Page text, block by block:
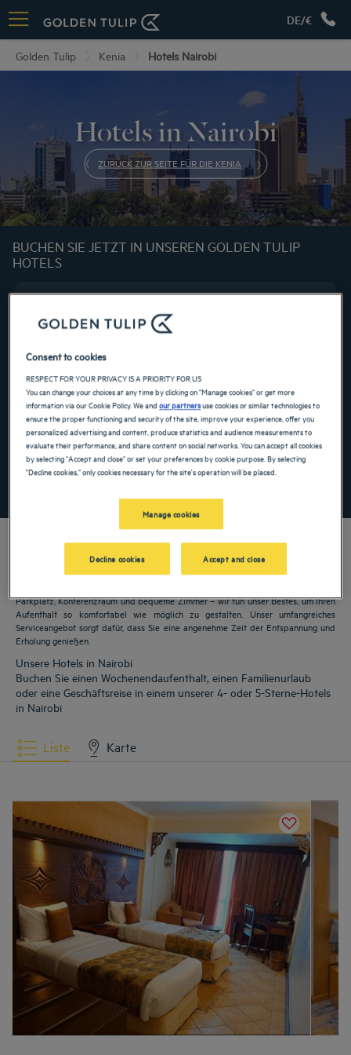
DE/€
Golden Tulip Kenia Hotels Nairobi
Hotels in Nairobi
ZURÜCK ZUR SEITE FÜR DIE KENIA
BUCHEN SIE JETZT IN UNSEREN GOLDEN TULIP
HOTELS
Navigate forward to interact with the calendar and select a date. Press the
Navigate backward to interact with the
FINDEN SIE EIN HOTEL
Spezialcode hinzufügen
Parkplatz, Konferenzraum und bequeme Zimmer – wir tun unser Bestes, um Ihren
Aufenthalt so komfortabel wie möglich zu gestalten. Unser umfangreiches
Serviceangebot sorgt dafür, dass Sie eine angenehme Zeit der Entspannung und
Erholung genießen.
Unsere Hotels in Nairobi
Buchen Sie einen Wochenendaufenthalt, einen Familienurlaub
oder eine Geschäftsreise in einem unserer 4- oder 5-Sterne-Hotels
in Nairobi
Liste Karte
Consent to cookies
RESPECT FOR YOUR PRIVACY IS A PRIORITY FOR US
You can change your choices at any time by clicking on "Manage cookies" or get more
information via our Cookie Policy. We andour partnersuse cookies or similar technologies to
ensure the proper functioning and security of the site, improve your experience, offer you
personalized advertising and content, produce statistics and audience measurements to
evaluate their performance, and share content on social networks. You can accept all cookies
by selecting "Accept and close" or set your preferences by cookie purpose. By selecting
"Decline cookies," only cookies necessary for the site's operation will be placed.
Manage cookies
Decline cookies Accept and close